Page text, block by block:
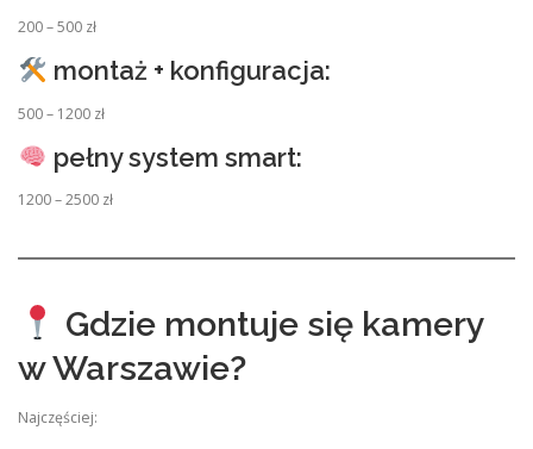
200 – 500 zł
montaż + konfiguracja:
500 – 1200 zł
pełny system smart:
1200 – 2500 zł
Gdzie montuje się kamery
w Warszawie?
Najczęściej: